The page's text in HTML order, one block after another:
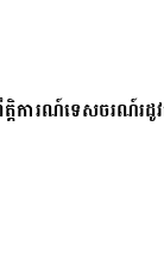
ារណ៍ទេសចរណ៍រដូវ